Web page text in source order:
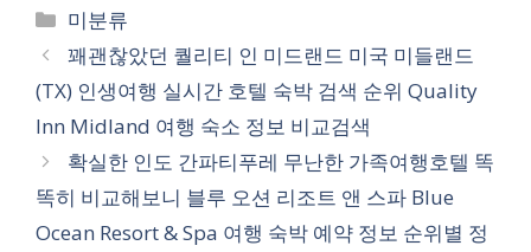
카
테
고
리
미분류
꽤괜찮았던 퀄리티 인 미드랜드 미국 미들랜드
(TX) 인생여행 실시간 호텔 숙박 검색 순위 Quality
Inn Midland 여행 숙소 정보 비교검색
확실한 인도 간파티푸레 무난한 가족여행호텔 똑
똑히 비교해보니 블루 오션 리조트 앤 스파 Blue
Ocean Resort & Spa 여행 숙박 예약 정보 순위별 정